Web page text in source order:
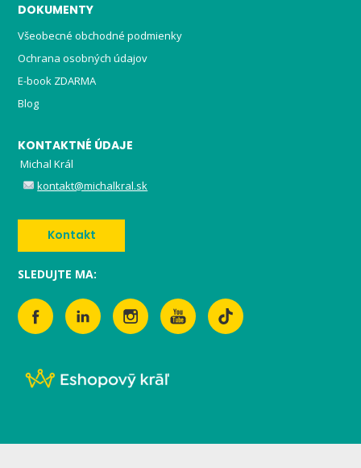
DOKUMENTY
Všeobecné obchodné podmienky
Ochrana osobných údajov
E-book ZDARMA
Blog
KONTAKTNÉ ÚDAJE
Michal Král
kontakt@michalkral.sk
Kontakt
SLEDUJTE MA: